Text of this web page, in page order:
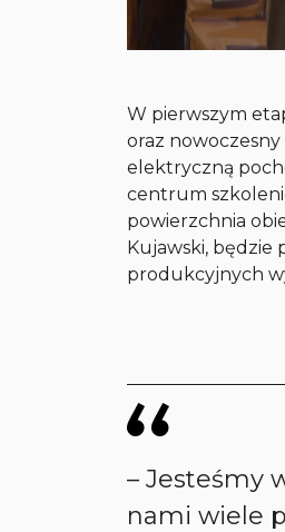
W pierwszym
oraz
elektryczną
centrum
powierzchnia
Kujawski, będzie
produkcyjnych
–Jesteśmy
nami wiele